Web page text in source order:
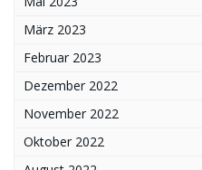
März 2023
Februar 2023
Dezember 2022
November 2022
Oktober 2022